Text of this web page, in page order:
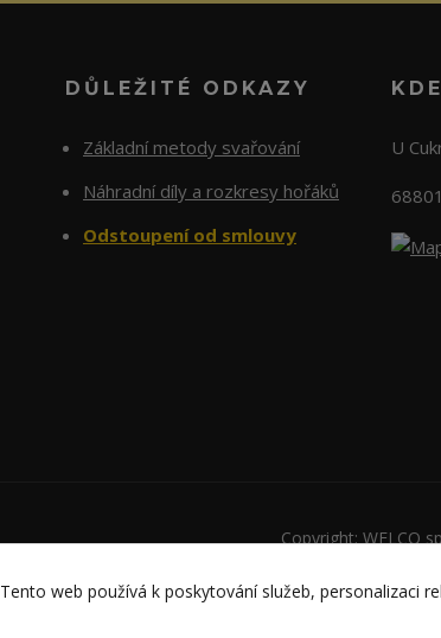
DŮLEŽITÉ ODKAZY
Základní metody svařování
Náhradní díly a rozkresy hořáků
Odstoupení od smlouvy
U
Copyright: WELCO
Tento web používá k poskytování služeb, personalizaci